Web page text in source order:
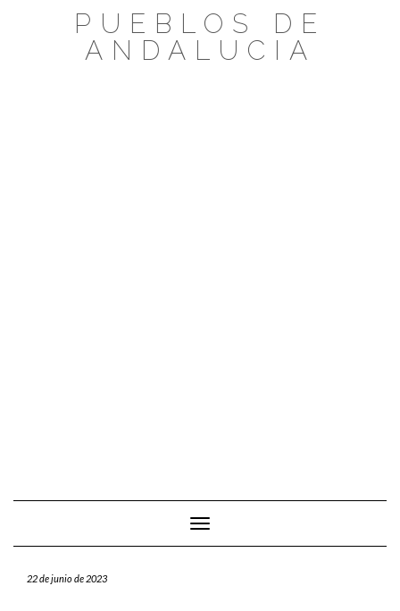
PUEBLOS DE
ANDALUCIA
Cambiar modo de navegación
22 de junio de 2023